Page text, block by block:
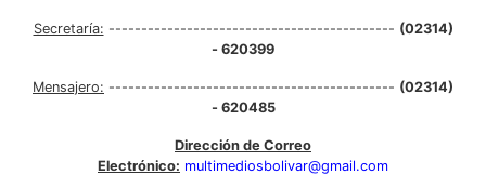
Secretaría: -------------------------------------------- (02314)
- 620399
Mensajero: -------------------------------------------- (02314)
- 620485
Dirección de Correo
Electrónico: multimediosbolivar@gmail.com